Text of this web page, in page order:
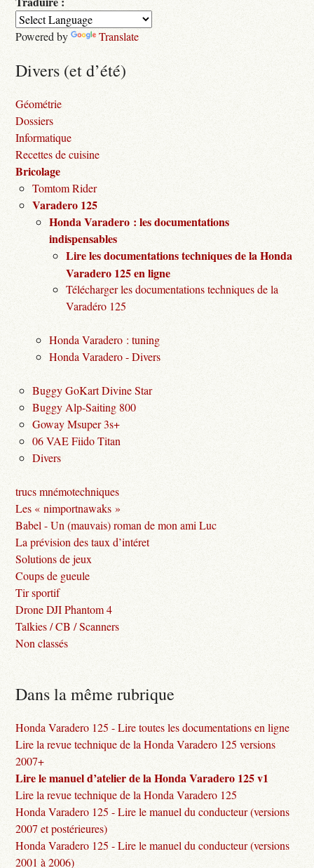
Powered by Translate
Divers (et d’été)
Géométrie
Dossiers
Informatique
Recettes de cuisine
Bricolage
Tomtom Rider
Varadero 125
Honda Varadero : les documentations
indispensables
Lire les documentations techniques de la Honda
Varadero 125 en ligne
Télécharger les documentations techniques de la
Varadéro 125
Honda Varadero : tuning
Honda Varadero - Divers
Buggy GoKart Divine Star
Buggy Alp-Saiting 800
Goway Msuper 3s+
06 VAE Fiido Titan
Divers
trucs mnémotechniques
Les « nimportnawaks »
Babel - Un (mauvais) roman de mon ami Luc
La prévision des taux d’intéret
Solutions de jeux
Coups de gueule
Tir sportif
Drone DJI Phantom 4
Talkies / CB / Scanners
Non classés
Dans la même rubrique
Honda Varadero 125 - Lire toutes les documentations en ligne
Lire la revue technique de la Honda Varadero 125 versions
2007+
Lire le manuel d’atelier de la Honda Varadero 125 v1
Lire la revue technique de la Honda Varadero 125
Honda Varadero 125 - Lire le manuel du conducteur (versions
2007 et postérieures)
Honda Varadero 125 - Lire le manuel du conducteur (versions
2001 à 2006)